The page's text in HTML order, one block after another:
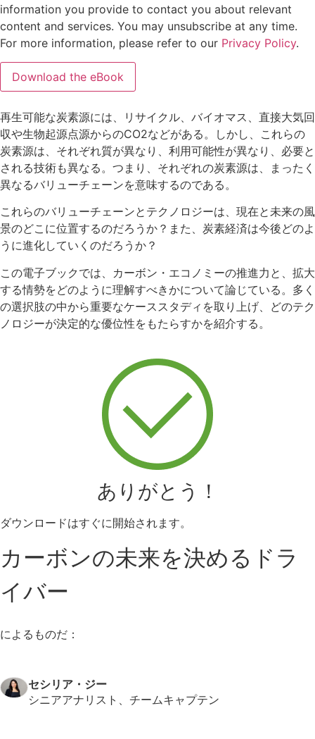
information you provide to contact you about relevant
content and services. You may unsubscribe at any time.
For more information, please refer to our Privacy Policy.
再生可能な炭素源には、リサイクル、バイオマス、直接大気回
収や生物起源点源からのCO2などがある。しかし、これらの
炭素源は、それぞれ質が異なり、利用可能性が異なり、必要と
される技術も異なる。つまり、それぞれの炭素源は、まったく
異なるバリューチェーンを意味するのである。
これらのバリューチェーンとテクノロジーは、現在と未来の風
景のどこに位置するのだろうか？また、炭素経済は今後どのよ
うに進化していくのだろうか？
この電子ブックでは、カーボン・エコノミーの推進力と、拡大
する情勢をどのように理解すべきかについて論じている。多く
の選択肢の中から重要なケーススタディを取り上げ、どのテク
ノロジーが決定的な優位性をもたらすかを紹介する。
ありがとう！
ダウンロードはすぐに開始されます。
カーボンの未来を決めるドラ
イバー
によるものだ：
セシリア・ジー
シニアアナリスト、チームキャプテン